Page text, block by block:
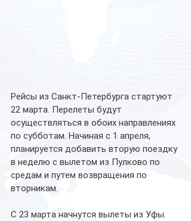
Рейсы из Санкт-Петербурга стартуют
22 марта. Перелеты будут
осуществляться в обоих направлениях
по субботам. Начиная с 1 апреля,
планируется добавить вторую поездку
в неделю с вылетом из Пулково по
средам и путем возвращения по
вторникам.
С 23 марта начнутся вылеты из Уфы.